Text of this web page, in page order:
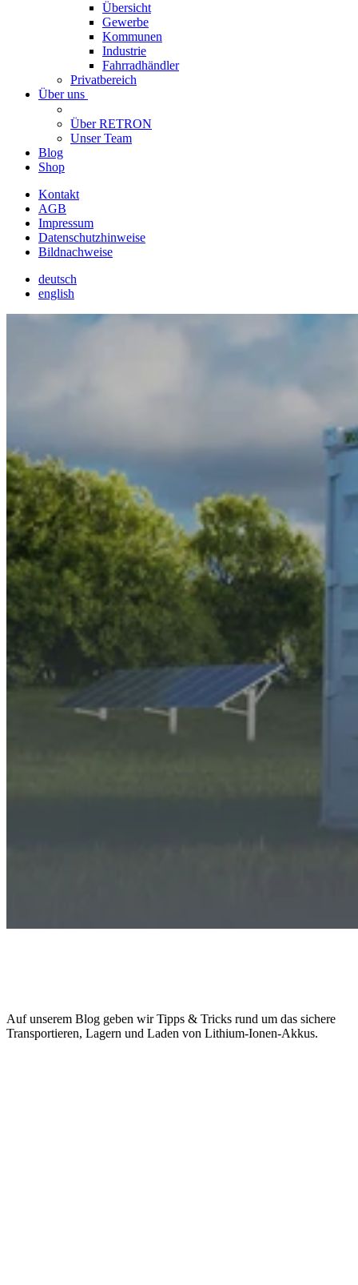
Übersicht
Gewerbe
Kommunen
Industrie
Fahrradhändler
Privatbereich
Über uns
Über RETRON
Unser Team
Blog
Shop
Kontakt
AGB
Impressum
Datenschutzhinweise
Bildnachweise
deutsch
english
Auf unserem Blog geben wir Tipps & Tricks rund um das sichere
Transportieren, Lagern und Laden von Lithium-Ionen-Akkus.